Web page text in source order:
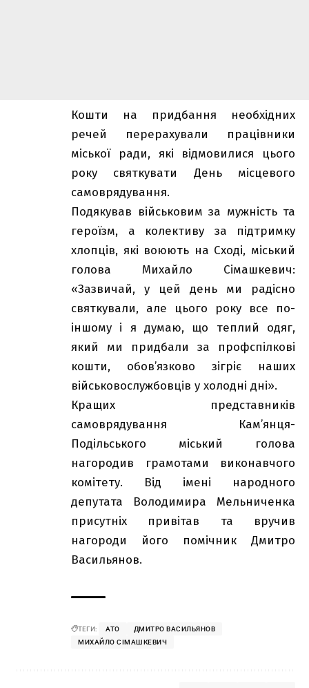
Кошти на придбання необхідних
речей перерахували працівники
міської ради, які відмовилися цього
року святкувати День місцевого
самоврядування.
Подякував військовим за мужність та
героїзм, а колективу за підтримку
хлопців, які воюють на Сході, міський
голова Михайло Сімашкевич:
«Зазвичай, у цей день ми радісно
святкували, але цього року все по-
іншому і я думаю, що теплий одяг,
який ми придбали за профспілкові
кошти, обов’язково зігріє наших
військовослужбовців у холодні дні».
Кращих представників
самоврядування Кам’янця-
Подільського міський голова
нагородив грамотами виконавчого
комітету. Від імені народного
депутата Володимира Мельниченка
присутніх привітав та вручив
нагороди його помічник Дмитро
Васильянов.
ТЕГИ: АТО
ДМИТРО ВАСИЛЬЯНОВ
МИХАЙЛО СІМАШКЕВИЧ